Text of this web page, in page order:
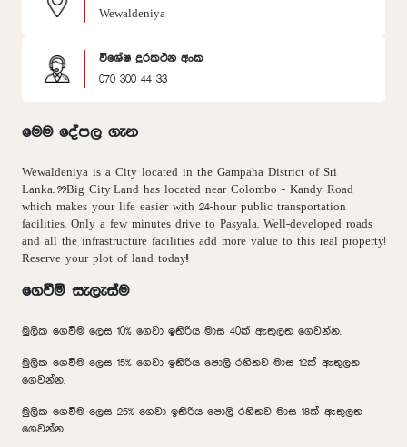
Wewaldeniya
විශේෂ දුරකථන අංක
070 300 44 33
මෙම දේපල ගැන
Wewaldeniya is a City located in the Gampaha District of Sri
Lanka. ??Big City Land has located near Colombo - Kandy Road
which makes your life easier with 24-hour public transportation
facilities. Only a few minutes drive to Pasyala. Well-developed roads
and all the infrastructure facilities add more value to this real property!
Reserve your plot of land today!!
ගෙවීම් සැලැස්ම
මුලික ගෙවීම ලෙස 10% ගෙවා ඉතිරිය මාස 40ක් ඇතුලත ගෙවන්න.
මුලික ගෙවීම ලෙස 15% ගෙවා ඉතිරිය පොලි රහිතව මාස 12ක් ඇතුලත
ගෙවන්න.
මුලික ගෙවීම ලෙස 25% ගෙවා ඉතිරිය පොලි රහිතව මාස 18ක් ඇතුලත
ගෙවන්න.